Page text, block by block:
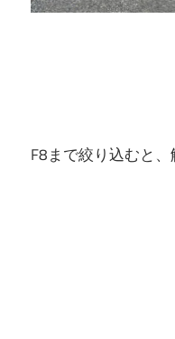
F8まで絞り込むと、